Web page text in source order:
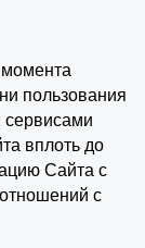
пользования
вплоть до
Сайта с
с